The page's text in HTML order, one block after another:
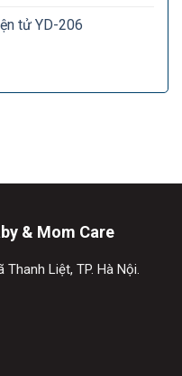
tử YD-206
& Mom Care
Liệt, TP. Hà Nội.